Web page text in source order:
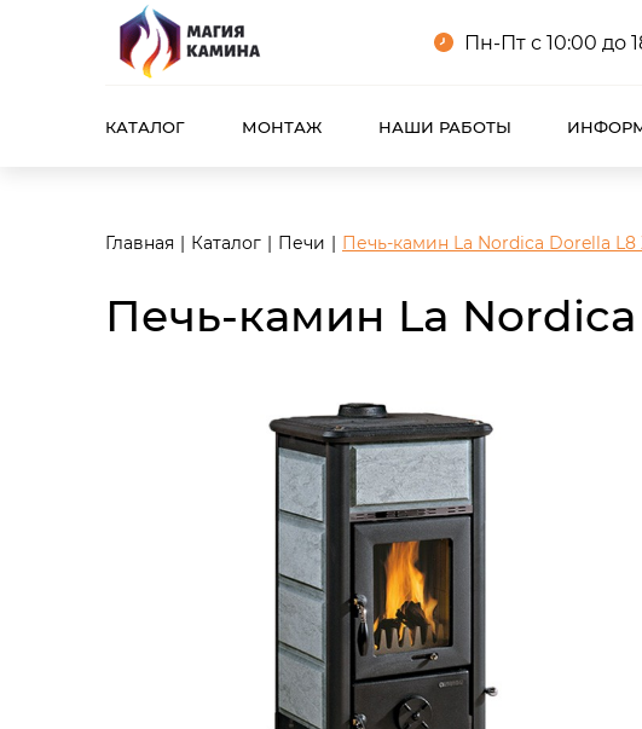
<meta name="robots" content="noindex, follow"/>
Пн-Пт с 10:00 до
КАТАЛОГ МОНТАЖ НАШИ РАБОТЫ
Главная Каталог Печи Печь-камин La Nordica Dorella L8
Печь-камин La